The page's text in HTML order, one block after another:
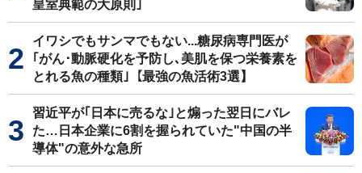
皇室典範の大原則｣
イワシでもサンマでもない...糖尿病専門医が
｢がん･動脈硬化を予防し､美肌を保つ栄養素を
とれる魚の種類｣【最強の魚活術3選】
習近平が｢日本に売るな｣と煽った翌日にバレ
た…日本企業に6割を握られていた"中国の半
導体"の意外な急所